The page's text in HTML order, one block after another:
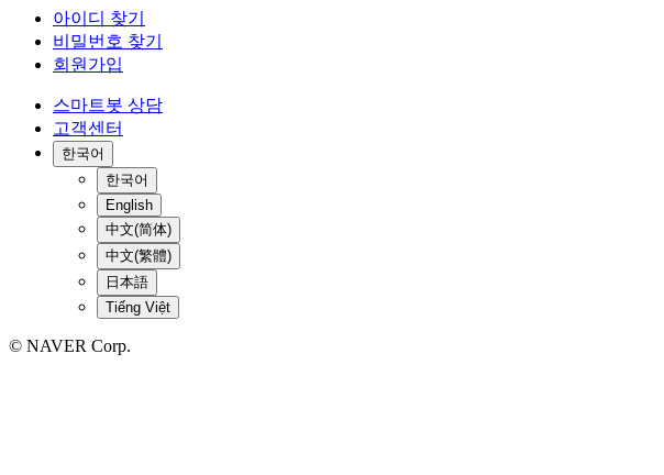
아이디 찾기
비밀번호 찾기
회원가입
스마트봇 상담
고객센터
한국어
한국어
English
中文(简体)
中文(繁體)
日本語
Tiếng Việt
© NAVER Corp.